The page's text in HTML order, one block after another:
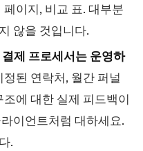
이지, 비교 표. 대부분
않을 것입니다.
제 프로세서는 운영하
된 연락처, 월간 퍼널
에 대한 실제 피드백이
이언트처럼 대하세요.
.